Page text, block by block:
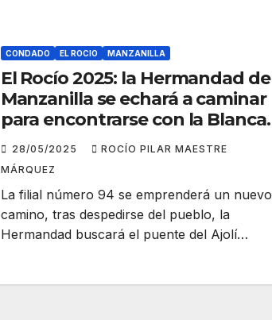
CONDADO EL ROCIO MANZANILLA
El Rocío 2025: la Hermandad de
Manzanilla se echará a caminar
para encontrarse con la Blanca
Paloma
28/05/2025
ROCÍO PILAR MAESTRE
MÁRQUEZ
La filial número 94 se emprenderá un nuevo
camino, tras despedirse del pueblo, la
Hermandad buscará el puente del Ajolí…